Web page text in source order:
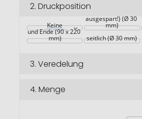
2. Druckposition
Keine
ausgespart!) (Ø 30
mm)
zwischen Anfang
und Ende (90 x 220
mm) seitlich (Ø 30 mm)
3. Veredelung
4. Menge